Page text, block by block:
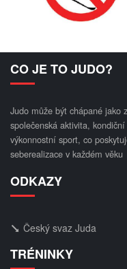
CO JE TO JUDO?
Judo může být chápané jako
společenská aktivita,
výkonnostní sport, co
seberealizace v každém věku
ODKAZY
Český svaz Juda
TRÉNINKY